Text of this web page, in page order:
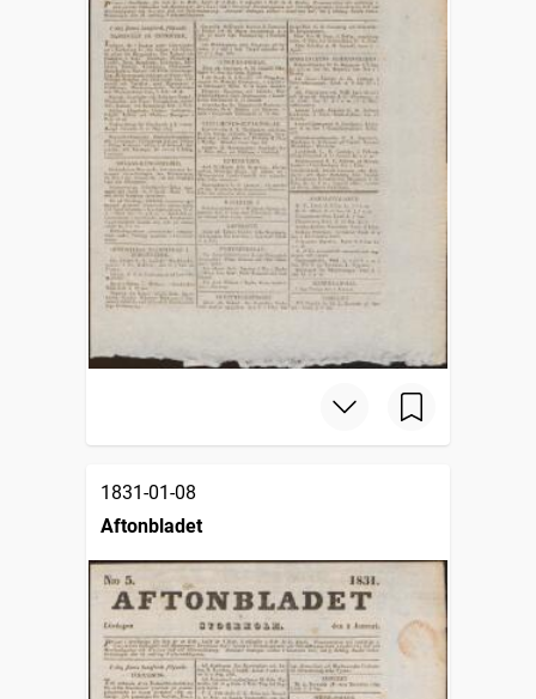
1831-01-08
Aftonbladet